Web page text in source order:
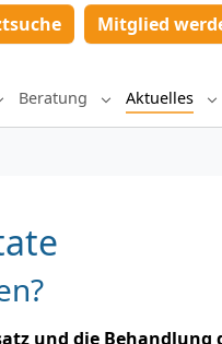
Mitglied
for "Diagnostik und
Beratung Submenu for
Aktuelles
und die Behandlung